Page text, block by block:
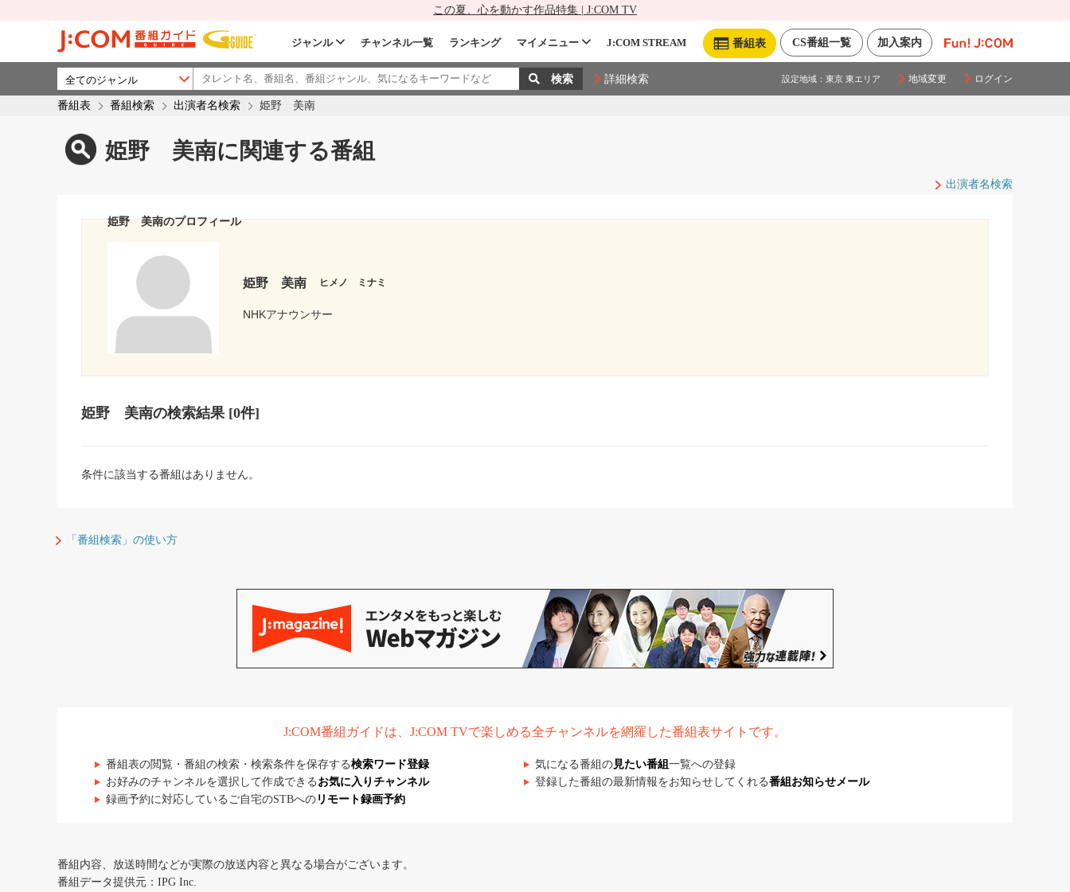
この夏、心を動かす作品特集 | J:COM TV
加入案内
CS番組一覧
番組表
ジャンル チャンネル一覧 ランキング マイメニュー J:COM STREAM
詳細検索 設定地域： 東京 東エリア 地域変更 ログイン
番組表 番組検索 出演者名検索 姫野 美南
姫野 美南に関連する番組
出演者名検索
姫野 美南のプロフィール
姫野 美南 ヒメノ ミナミ
NHKアナウンサー
姫野 美南の検索結果[0件]
条件に該当する番組はありません。
「番組検索」の使い方
J:COM番組ガイドは、J:COM TVで楽しめる全チャンネルを網羅した番組表サイトです。
番組表の閲覧・番組の検索・検索条件を保存する検索ワード登録 気になる番組の見たい番組 一覧への登録
お好みのチャンネルを選択して作成できる お気に入りチャンネル 登録した番組の最新情報をお知らせしてくれる番組お知らせメール
録画予約に対応しているご自宅のSTBへの リモート録画予約
番組内容、放送時間などが実際の放送内容と異なる場合がございます。
番組データ提供元：IPG Inc.